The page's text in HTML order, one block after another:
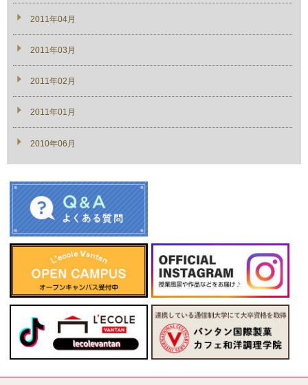
2011年04月
2011年03月
2011年02月
2011年01月
2010年06月